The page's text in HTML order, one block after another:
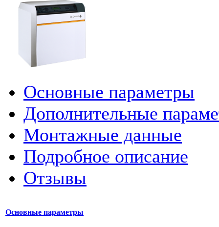
Основные параметры
Дополнительные
Монтажные данные
Подробное описание
Отзывы
Основные параметры